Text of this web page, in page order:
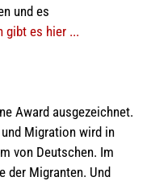
und es
gibt es hier ...
Award ausgezeichnet.
Migration wird in
von Deutschen. Im
der Migranten. Und